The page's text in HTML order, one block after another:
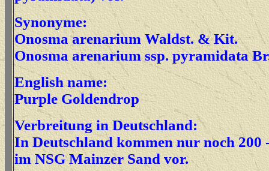
Synonyme:
Onosma arenarium Waldst. & Kit.
Onosma arenarium ssp. pyramidata
English name:
Purple Goldendrop
Verbreitung in Deutschland:
In Deutschland kommen nur noch 200
im NSG Mainzer Sand vor.